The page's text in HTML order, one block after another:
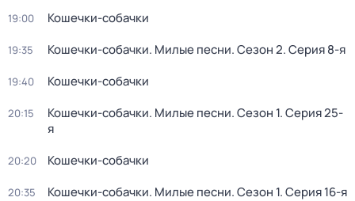
19:00 Кошечки-собачки
19:35 Кошечки-собачки. Милые песни. Сезон 2. Серия 8-я
19:40 Кошечки-собачки
20:15 Кошечки-собачки. Милые песни. Сезон 1. Серия 25-
я
20:20 Кошечки-собачки
20:35 Кошечки-собачки. Милые песни. Сезон 1. Серия 16-я